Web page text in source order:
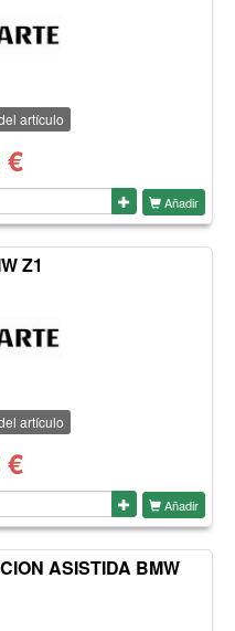
artículo
€
Añadir
Z1
artículo
€
Añadir
ASISTIDA BMW